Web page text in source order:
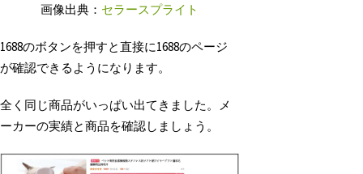
画像出典： セラースプライト
1688のボタンを押すと直接に1688のページ
が確認できるようになります。
全く同じ商品がいっぱい出てきました。メ
ーカーの実績と商品を確認しましょう。